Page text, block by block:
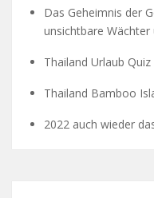
Das Geheimnis der
unsichtbare Wächter
Thailand Urlaub Quiz
Thailand Bamboo
2022 auch wieder